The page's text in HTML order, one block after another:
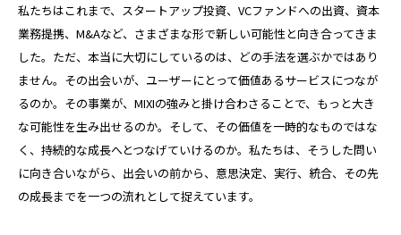
私たちはこれまで、スタートアップ投資、VCファンドへの出資、資本
業務提携、M&Aなど、さまざまな形で新しい可能性と向き合ってきま
した。ただ、本当に大切にしているのは、どの手法を選ぶかではあり
ません。その出会いが、ユーザーにとって価値あるサービスにつなが
るのか。その事業が、MIXIの強みと掛け合わさることで、もっと大き
な可能性を生み出せるのか。そして、その価値を一時的なものではな
く、持続的な成長へとつなげていけるのか。私たちは、そうした問い
に向き合いながら、出会いの前から、意思決定、実行、統合、その先
の成長までを一つの流れとして捉えています。